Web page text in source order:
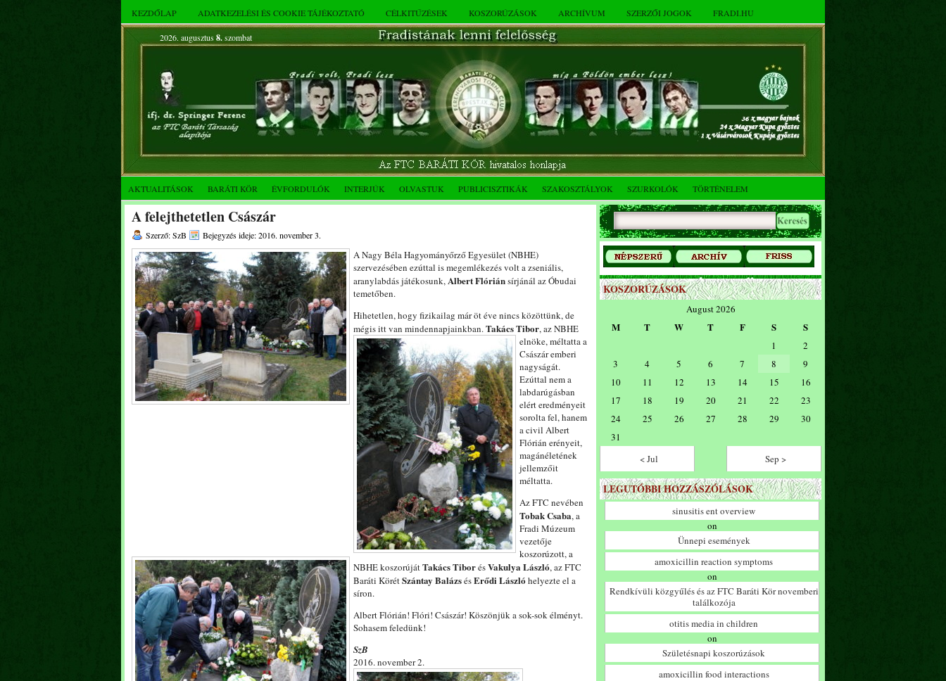
KEZDŐLAP ADATKEZELÉSI ÉS COOKIE TÁJÉKOZTATÓ CÉLKITŰZÉSEK KOSZORÚZÁSOK ARCHÍVUM SZERZŐI JOGOK FRADI.HU
2026. augusztus 8.szombat
AKTUALITÁSOK BARÁTI KÖR ÉVFORDULÓK INTERJÚK OLVASTUK PUBLICISZTIKÁK SZAKOSZTÁLYOK SZURKOLÓK TÖRTÉNELEM
A felejthetetlen Császár
Szerző: SzB Bejegyzés ideje: 2016. november 3.
A Nagy Béla Hagyományőrző Egyesület (NBHE)
szervezésében ezúttal is megemlékezés volt a zseniális,
aranylabdás játékosunk,Albert Flóriánsírjánál az Óbudai
temetőben.
Hihetetlen, hogy fizikailag már öt éve nincs közöttünk, de
mégis itt van mindennapjainkban.Takács Tibor, az NBHE
elnöke, méltatta a
Császár emberi
nagyságát.
Ezúttal nem a
labdarúgásban
elért eredményeit
sorolta fel, hanem
a civil Albert
Flórián erényeit,
magánéletének
jellemzőit
méltatta.
Az FTC nevében
Tobak Csaba, a
Fradi Múzeum
vezetője
koszorúzott, a
NBHE koszorújátTakács TiborésVakulya László, az FTC
Baráti KörétSzántay BalázsésErődi László helyezte el a
síron.
Albert Flórián! Flóri! Császár! Köszönjük a sok-sok élményt.
Sohasem feledünk!
SzB
2016. november 2.
KOSZORÚZÁSOK
August 2026
M T W T F S S
1
2
3
4 5 6 7 8
9
10
11 12 13 14 15
16
17
18 19 20 21 22
23
24
25 26 27 28 29
30
31
< Jul
Sep >
LEGUTÓBBI HOZZÁSZÓLÁSOK
sinusitis ent overview
on
Ünnepi események
amoxicillin reaction symptoms
on
Rendkívüli közgyűlés és az FTC Baráti Kör novemberi
találkozója
otitis media in children
on
Születésnapi koszorúzások
amoxicillin food interactions